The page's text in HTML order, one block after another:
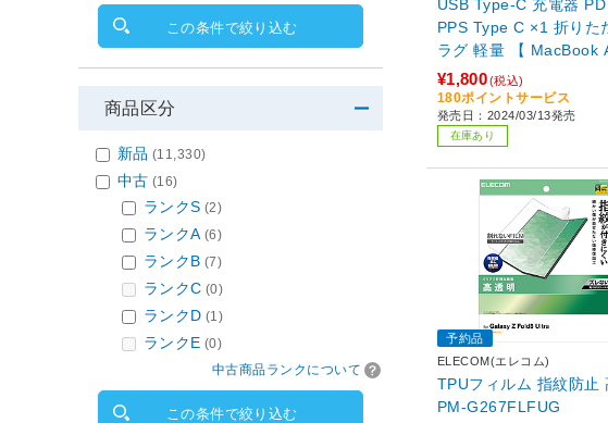
USB Type-C 充電器
PPS Type C ×1 折りた
ラグ 軽量 【 MacBook
face GO iPhone iPad
Pixel Android スマホ タ
ト PD30W充電可能機器
】 ホワイト ホワイト MPA-AC
CP7830WH
¥1,800(税込)
180ポイントサービス
発売日：2024/03/13発売
在庫あり
予約品
ELECOM(エレコム)
TPUフィルム 指紋防止
PM-G267FLFUG
この条件で絞り込む
商品区分
新品 (11,330)
中古 (16)
ランクS (2)
ランクA (6)
ランクB (7)
ランクC (0)
ランクD (1)
ランクE (0)
中古商品ランクについて
この条件で絞り込む